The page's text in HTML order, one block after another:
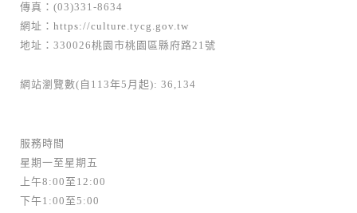
傳真：(03)331-8634
網址： https://culture.tycg.gov.tw
地址：330026桃園市桃園區縣府路21號
網站瀏覽數(自113年5月起): 36,134
服務時間
星期一至星期五
上午8:00至12:00
下午1:00至5:00